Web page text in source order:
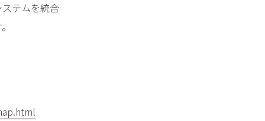
テムを統合